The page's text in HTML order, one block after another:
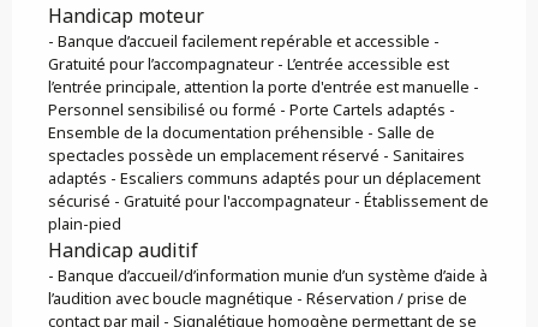
Handicap moteur
- Banque d’accueil facilement repérable et accessible -
Gratuité pour l’accompagnateur - L’entrée accessible est
l’entrée principale, attention la porte d'entrée est manuelle -
Personnel sensibilisé ou formé - Porte Cartels adaptés -
Ensemble de la documentation préhensible - Salle de
spectacles possède un emplacement réservé - Sanitaires
adaptés - Escaliers communs adaptés pour un déplacement
sécurisé - Gratuité pour l'accompagnateur - Établissement de
plain-pied
Handicap auditif
- Banque d’accueil/d’information munie d’un système d’aide à
l’audition avec boucle magnétique - Réservation / prise de
contact par mail - Signalétique homogène permettant de se